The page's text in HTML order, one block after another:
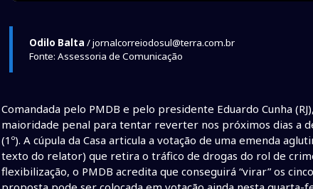
Odilo Balta / jornalcorreiodosul@terra.com.br
Fonte: Assessoria de Comunicação
Comandada pelo PMDB e pelo presidente Eduardo Cunha
maioridade penal para tentar reverter nos próximos dias a
(1º). A cúpula da Casa articula a votação de uma emenda
texto do relator) que retira o tráfico de drogas do rol de
flexibilização, o PMDB acredita que conseguirá “virar” os